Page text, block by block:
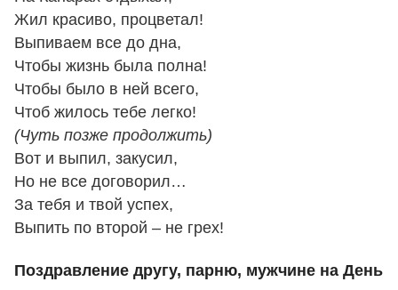
Жил красиво, процветал!
Выпиваем все до дна,
Чтобы жизнь была полна!
Чтобы было в ней всего,
Чтоб жилось тебе легко!
(Чуть позже продолжить)
Вот и выпил, закусил,
Но не все договорил…
За тебя и твой успех,
Выпить по второй – не грех!
Поздравление другу, парню, мужчине на День